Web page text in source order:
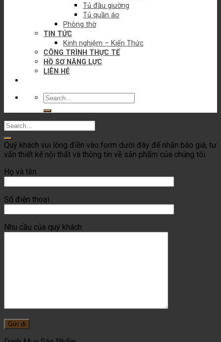
Tủ đầu giường
Tủ quần áo
Phòng thờ
TIN TỨC
Kinh nghiệm – Kiến Thức
CÔNG TRÌNH THỰC TẾ
HỒ SƠ NĂNG LỰC
LIÊN HỆ
Search
for:
Quý khách vui lòng điền vào form dưới đây để nhận báo giá, tư
vấn thiết kế nội thất và thông tin về sản phẩm của chúng tôi.
Họ và tên
Số điện thoại
Nhu cầu của quý khách